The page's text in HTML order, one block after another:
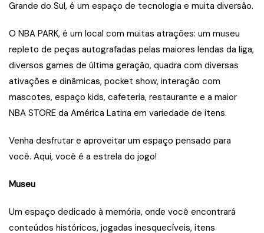
Grande do Sul, é um espaço de tecnologia e muita diversão.​
O NBA PARK, é um local com muitas atrações: um museu
repleto de peças autografadas pelas maiores lendas da liga,
diversos games de última geração, quadra com diversas
ativações e dinâmicas, pocket show, interação com
mascotes, espaço kids, cafeteria, restaurante e a maior
NBA STORE da América Latina em variedade de itens.
Venha desfrutar e aproveitar um espaço pensado para
você. Aqui, você é a estrela do jogo!
Museu
Um espaço dedicado à memória, onde você encontrará
conteúdos históricos, jogadas inesquecíveis, itens